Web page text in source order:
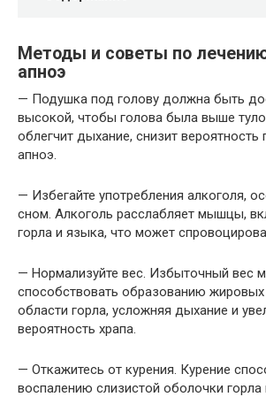
Методы и советы по
апноэ
— Подушка под голову должна быть
высокой, чтобы голова была выше
облегчит дыхание, снизит вероятность
апноэ.
— Избегайте употребления алкоголя,
сном. Алкоголь расслабляет мышцы,
горла и языка, что может
— Нормализуйте вес. Избыточный вес
способствовать образованию
области горла, усложняя дыхание и
вероятность храпа.
— Откажитесь от курения. Курение
воспалению слизистой оболочки горла